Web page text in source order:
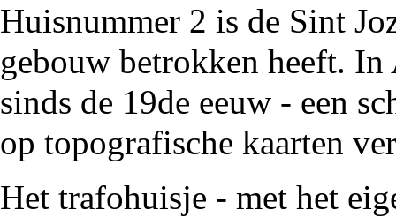
Huisnummer 2 is de Sint
gebouw betrokken heeft.
sinds de 19de eeuw - een
op topografische kaarten
Het trafohuisje - met het